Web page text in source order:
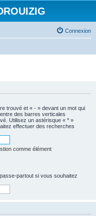
Connexion
trouvé et « - » devant un mot qui
des barres verticales
Utilisez un astérisque « * »
effectuer des recherches
comme élément
partout si vous souhaitez